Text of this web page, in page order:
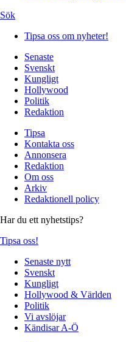
Sök
Tipsa oss om nyheter!
Senaste
Svenskt
Kungligt
Hollywood
Politik
Redaktion
Tipsa
Kontakta oss
Annonsera
Redaktion
Om oss
Arkiv
Redaktionell policy
Har du ett nyhetstips?
Tipsa oss!
Senaste nytt
Svenskt
Kungligt
Hollywood & Världen
Politik
Vi avslöjar
Kändisar A-Ö